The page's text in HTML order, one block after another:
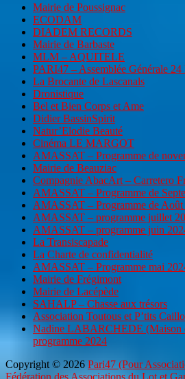
Mairie de Poussignac
ECODAM
DIADEM RECORDS
Mairie de Barbaste
MLM – AQUITELE
PARI47 – Assemblée Générale
La Brocante de Lascanals
Dronistique
Bel et Bien Corps et Ame
Didier BassinSpirit
Natur’Elodie Beauté
Cinéma LE MARGOT
AMASSAT – Programme de
Mairie de Beauziac
Compagnie AbacArt – Carretero
AMASSAT – Programme de
AMASSAT – Programme de Août
AMASSAT – programme juillet
AMASSAT – programme juin
La Transiscapade
La Charte de confidentialité
AMASSAT – Programme mai
Mairie de Frégimont
Mairie de Lacépède
SAHALP – Chasse aux trésors
Association Toutous et P’tits
Nadine LABARCHEDE (Maison
programme 2024
Copyright © 2026 Pari47 (Pour
Fédération des Associations du Lot et